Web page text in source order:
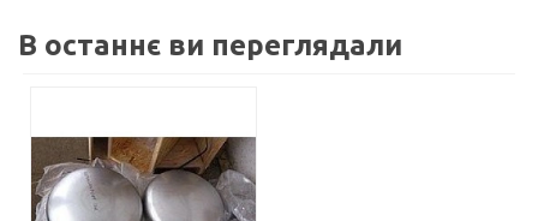
В останнє ви переглядали